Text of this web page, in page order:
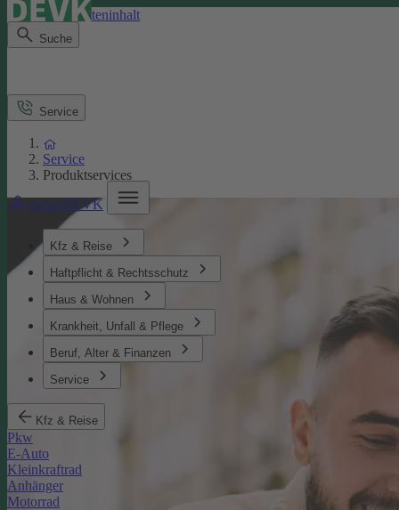
Direkt zum Seiteninhalt
Suche
meineDEVK
Kfz & Reise
Haftpflicht & Rechtsschutz
Haus & Wohnen
Krankheit, Unfall & Pflege
Beruf, Alter & Finanzen
Service
Kfz & Reise
Pkw
E-Auto
Kleinkraftrad
Anhänger
Motorrad
Service
Service
Produktservices